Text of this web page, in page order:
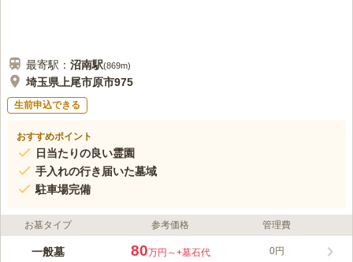
最寄駅： 沼南駅(869m)
埼玉県上尾市原市975
生前申込できる
おすすめポイント
日当たりの良い霊園
手入れの行き届いた墓域
駐車場完備
お墓タイプ 参考価格 管理費
一般墓 80万円～+墓石代 0円